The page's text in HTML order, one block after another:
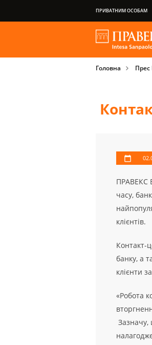
ПРИВАТНИМ ОСОБАМ
НАША ГРУПА
ПРИВІЛЕЇ
Головна Прес
ПРАВЕКС
часу,
клієнтів.
Контакт-
банку, а
клієнти
«Робота
Зазначу,